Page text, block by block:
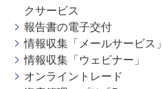
クサービス
報告書の電子交付
情報収集「メールサービス」
情報収集「ウェビナー」
オンライントレード